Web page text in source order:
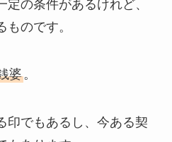
定の条件があるけれど、
のです。
婆。
印でもあるし、今ある契